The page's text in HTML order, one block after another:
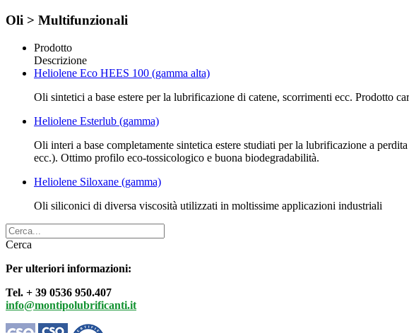
Oli > Multifunzionali
Prodotto
Descrizione
Heliolene Eco HEES 100 (gamma alta)
Oli sintetici a base estere per la lubrificazione di catene, scorrimenti ecc. Prodotto
Heliolene Esterlub (gamma)
Oli interi a base completamente sintetica estere studiati per la lubrificazione a
ecc.). Ottimo profilo eco-tossicologico e buona biodegradabilità.
Heliolene Siloxane (gamma)
Oli siliconici di diversa viscosità utilizzati in moltissime applicazioni industriali
Cerca
Per ulteriori informazioni:
Tel. + 39 0536 950.407
info@montipolubrificanti.it